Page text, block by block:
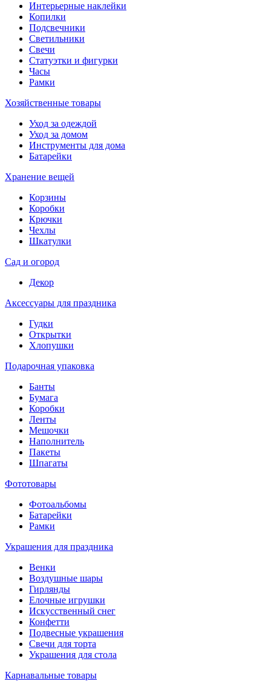
Интерьерные наклейки
Копилки
Подсвечники
Светильники
Свечи
Статуэтки и фигурки
Часы
Рамки
Хозяйственные товары
Уход за одеждой
Уход за домом
Инструменты для дома
Батарейки
Хранение вещей
Корзины
Коробки
Крючки
Чехлы
Шкатулки
Сад и огород
Декор
Аксессуары для праздника
Гудки
Открытки
Хлопушки
Подарочная упаковка
Банты
Бумага
Коробки
Ленты
Мешочки
Наполнитель
Пакеты
Шпагаты
Фототовары
Фотоальбомы
Батарейки
Рамки
Украшения для праздника
Венки
Воздушные шары
Гирлянды
Елочные игрушки
Искусственный снег
Конфетти
Подвесные украшения
Свечи для торта
Украшения для стола
Карнавальные товары